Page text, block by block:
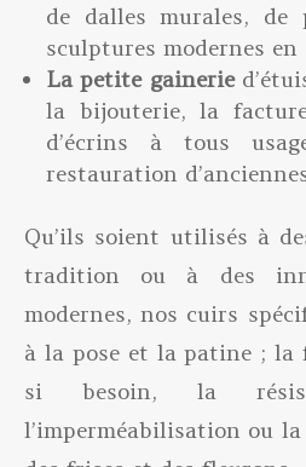
de dalles murales, de
sculptures modernes en
La petite gainerie
la bijouterie, la
d’écrins à tous
restauration
Qu’ils soient utilisés à
tradition ou à des
modernes, nos cuirs
à la pose et la patine ;
si besoin, la
l’imperméabilisation ou